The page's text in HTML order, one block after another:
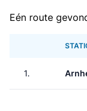
Eén route
1.